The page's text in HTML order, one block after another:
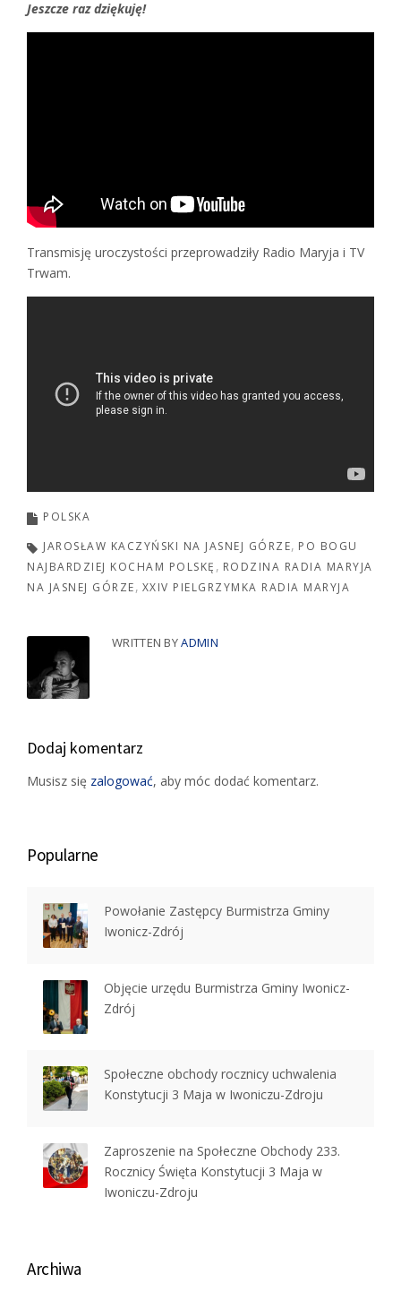
Jeszcze raz dziękuję!
Transmisję uroczystości przeprowadziły Radio Maryja i TV
Trwam.
POLSKA
JAROSŁAW KACZYŃSKI NA JASNEJ GÓRZE PO BOGU
NAJBARDZIEJ KOCHAM POLSKĘ
RODZINA RADIA MARYJA
NA JASNEJ GÓRZE XXIV PIELGRZYMKA RADIA MARYJA
WRITTEN BYADMIN
Dodaj komentarz
Musisz się zalogować, aby móc dodać komentarz.
Popularne
Powołanie Zastępcy Burmistrza Gminy
Iwonicz-Zdrój
Objęcie urzędu Burmistrza Gminy Iwonicz-
Zdrój
Społeczne obchody rocznicy uchwalenia
Konstytucji 3 Maja w Iwoniczu-Zdroju
Zaproszenie na Społeczne Obchody 233.
Rocznicy Święta Konstytucji 3 Maja w
Iwoniczu-Zdroju
Archiwa